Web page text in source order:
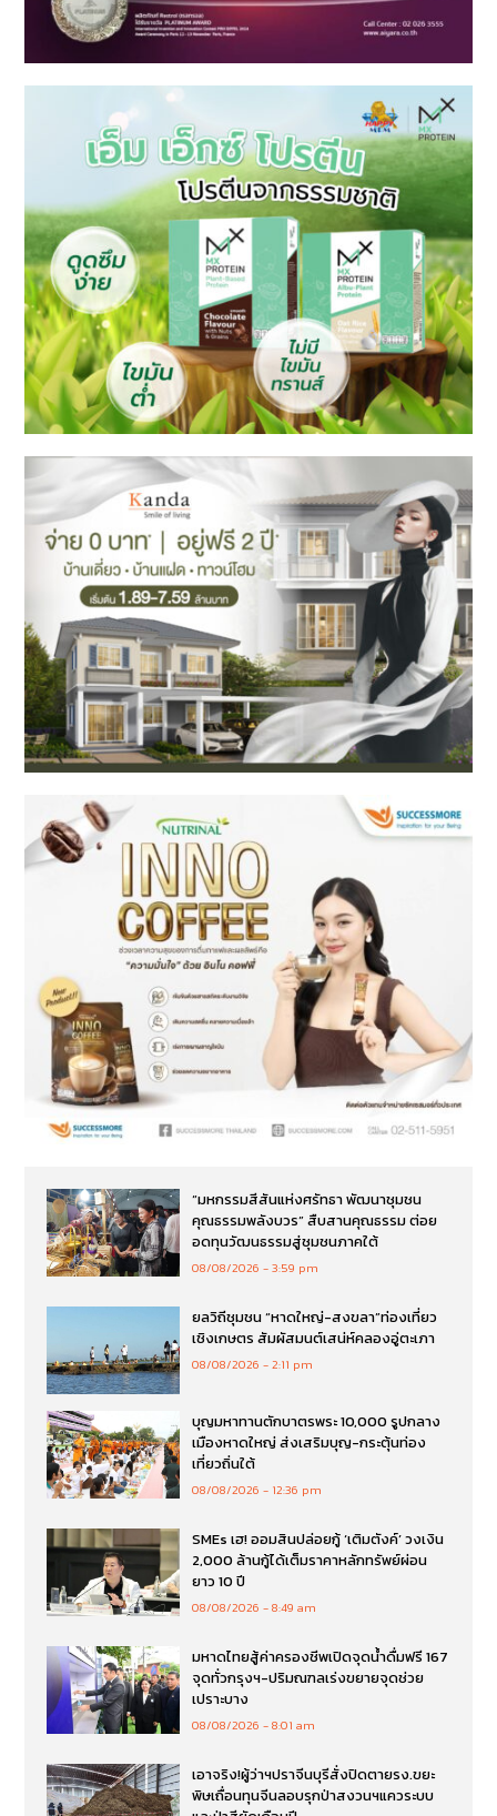
“มหกรรมสีสันแห่งศรัทธา พัฒนาชุมชน
คุณธรรมพลังบวร” สืบสานคุณธรรม ต่อย
อดทุนวัฒนธรรมสู่ชุมชนภาคใต้
08/08/2026 3:59 pm
ยลวิถีชุมชน “หาดใหญ่-สงขลา”ท่องเที่ยว
เชิงเกษตร สัมผัสมนต์เสน่ห์คลองอู่ตะเภา
08/08/2026 2:11 pm
บุญมหาทานตักบาตรพระ 10,000 รูปกลาง
เมืองหาดใหญ่ ส่งเสริมบุญ-กระตุ้นท่อง
เที่ยวถิ่นใต้
08/08/2026 12:36 pm
SMEs เฮ! ออมสินปล่อยกู้ ‘เติมตังค์’ วงเงิน
2,000 ล้านกู้ได้เต็มราคาหลักทรัพย์ผ่อน
ยาว 10 ปี
08/08/2026 8:49 am
มหาดไทยสู้ค่าครองชีพเปิดจุดน้ำดื่มฟรี 167
จุดทั่วกรุงฯ-ปริมณฑลเร่งขยายจุดช่วย
เปราะบาง
08/08/2026 8:01 am
เอาจริง!ผู้ว่าฯปราจีนบุรีสั่งปิดตายรง.ขยะ
พิษเถื่อนทุนจีนลอบรุกป่าสงวนฯแควระบบ